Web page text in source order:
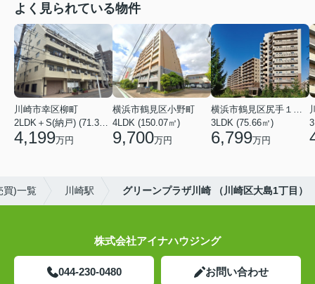
よく見られている物件
川崎市幸区柳町
4,199万円
横浜市鶴見区小野町
4LDK (150.07㎡)
9,700万円
3LDK (75.66㎡)
6,799万円
買)一覧 川崎駅 グリーンプラザ川崎 （川崎区大島1丁目）
株式会社アイナハウジング
044-230-0480 お問い合わせ